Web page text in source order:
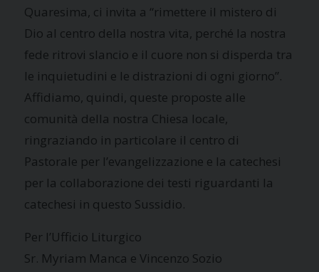
Quaresima, ci invita a “rimettere il mistero di
Dio al centro della nostra vita, perché la nostra
fede ritrovi slancio e il cuore non si disperda tra
le inquietudini e le distrazioni di ogni giorno”.
Affidiamo, quindi, queste proposte alle
comunità della nostra Chiesa locale,
ringraziando in particolare il centro di
Pastorale per l’evangelizzazione e la catechesi
per la collaborazione dei testi riguardanti la
catechesi in questo Sussidio.
Per l’Ufficio Liturgico
Sr. Myriam Manca e Vincenzo Sozio